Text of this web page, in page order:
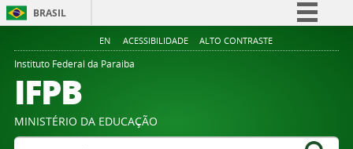
BRASIL
Simplifique!
Legislação
EN ACESSIBILIDADE ALTO CONTRASTE
Instituto Federal da Paraiba
IFPB
MINISTÉRIO DA EDUCAÇÃO
Buscar no portal